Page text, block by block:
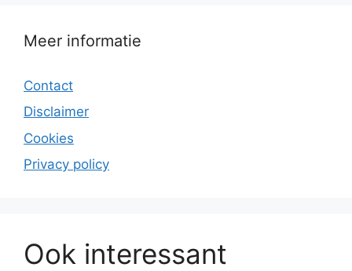
Meer informatie
Contact
Disclaimer
Cookies
Privacy policy
Ook interessant